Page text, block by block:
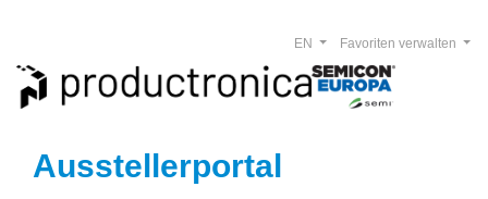
Ausstellerportal
Favoriten verwalten
EN